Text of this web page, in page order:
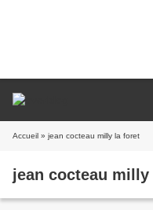
Accueil » jean cocteau milly la foret
jean cocteau